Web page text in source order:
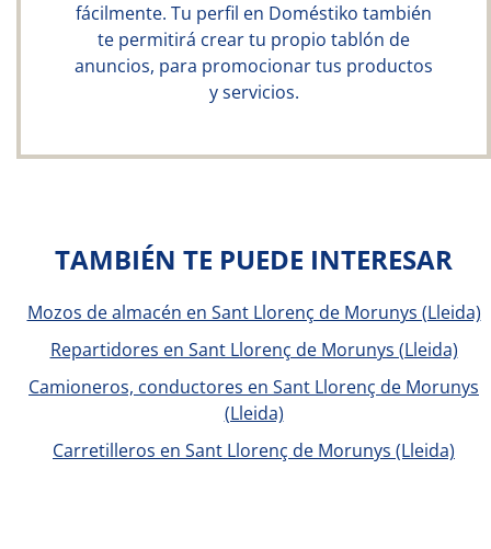
fácilmente. Tu perfil en Doméstiko también
te permitirá crear tu propio tablón de
anuncios, para promocionar tus productos
y servicios.
TAMBIÉN TE PUEDE INTERESAR
Mozos de almacén en Sant Llorenç de Morunys (Lleida)
Repartidores en Sant Llorenç de Morunys (Lleida)
Camioneros, conductores en Sant Llorenç de Morunys
(Lleida)
Carretilleros en Sant Llorenç de Morunys (Lleida)